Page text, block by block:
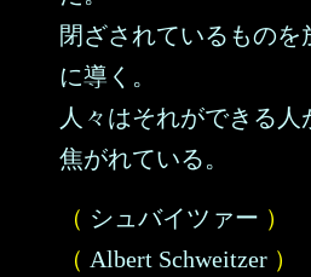
閉ざされているもの
に導く。
人々はそれができる
焦がれている。
（ シュバイツァー ）
（ Albert Schweitzer ）